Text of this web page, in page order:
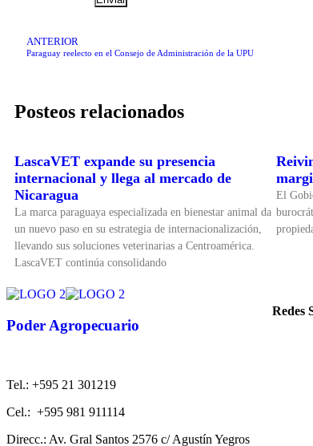
ANTERIOR
Paraguay reelecto en el Consejo de Administración de la UPU
Posteos relacionados
LascaVET expande su presencia
internacional y llega al mercado de
Nicaragua
La marca paraguaya especializada en bienestar animal da
un nuevo paso en su estrategia de internacionalización,
llevando sus soluciones veterinarias a Centroamérica.
LascaVET continúa consolidando
El
Poder Agropecuario
Tel.: +595 21 301219
Cel.: +595 981 911114
Direcc.: Av. Gral Santos 2576 c/ Agustín Yegros
Redes